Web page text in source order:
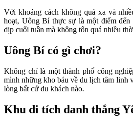
Với khoảng cách không quá xa và
hoạt, Uông Bí thực sự là một điểm
dịp cuối tuần mà không tốn quá nhiều
Uông Bí có gì chơi?
Không chỉ là một thành phố công
mình những kho báu về du lịch tâm linh
lòng bất cứ du khách nào.
Khu di tích danh thắng